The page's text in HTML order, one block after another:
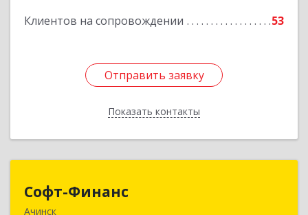
Клиентов на сопровождении 53
Отправить заявку
Показать контакты
Отправить заявку
Назад
Софт-Финанс
Ачинск